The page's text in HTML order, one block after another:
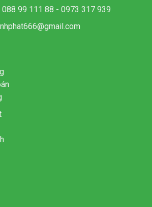
088 99 111 88 - 0973 317 939